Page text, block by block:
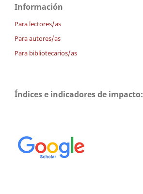
Información
Para lectores/as
Para autores/as
Para bibliotecarios/as
Índices e indicadores de impacto: